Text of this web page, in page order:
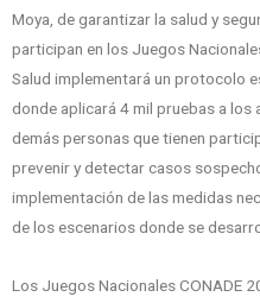
Moya, de garantizar la salud y
participan en los Juegos
Salud implementará un protocolo
donde aplicará 4 mil pruebas a
demás personas que tienen
prevenir y detectar casos
implementación de las medidas
de los escenarios donde se
Los Juegos Nacionales CONADE